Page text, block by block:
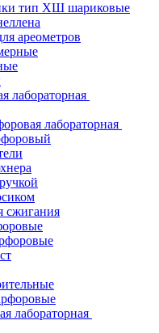
тип ХШ шариковые
ареометров
лабораторная
лабораторная
сжигания
лабораторная